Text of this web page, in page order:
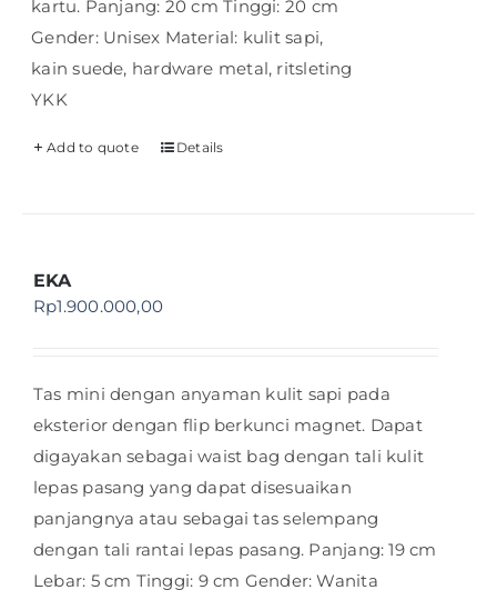
kartu. Panjang: 20 cm Tinggi: 20 cm
Gender: Unisex Material: kulit sapi,
kain suede, hardware metal, ritsleting
YKK
Add to quote Details
EKA
Rp1.900.000,00
Tas mini dengan anyaman kulit sapi pada
eksterior dengan flip berkunci magnet. Dapat
digayakan sebagai waist bag dengan tali kulit
lepas pasang yang dapat disesuaikan
panjangnya atau sebagai tas selempang
dengan tali rantai lepas pasang. Panjang: 19 cm
Lebar: 5 cm Tinggi: 9 cm Gender: Wanita